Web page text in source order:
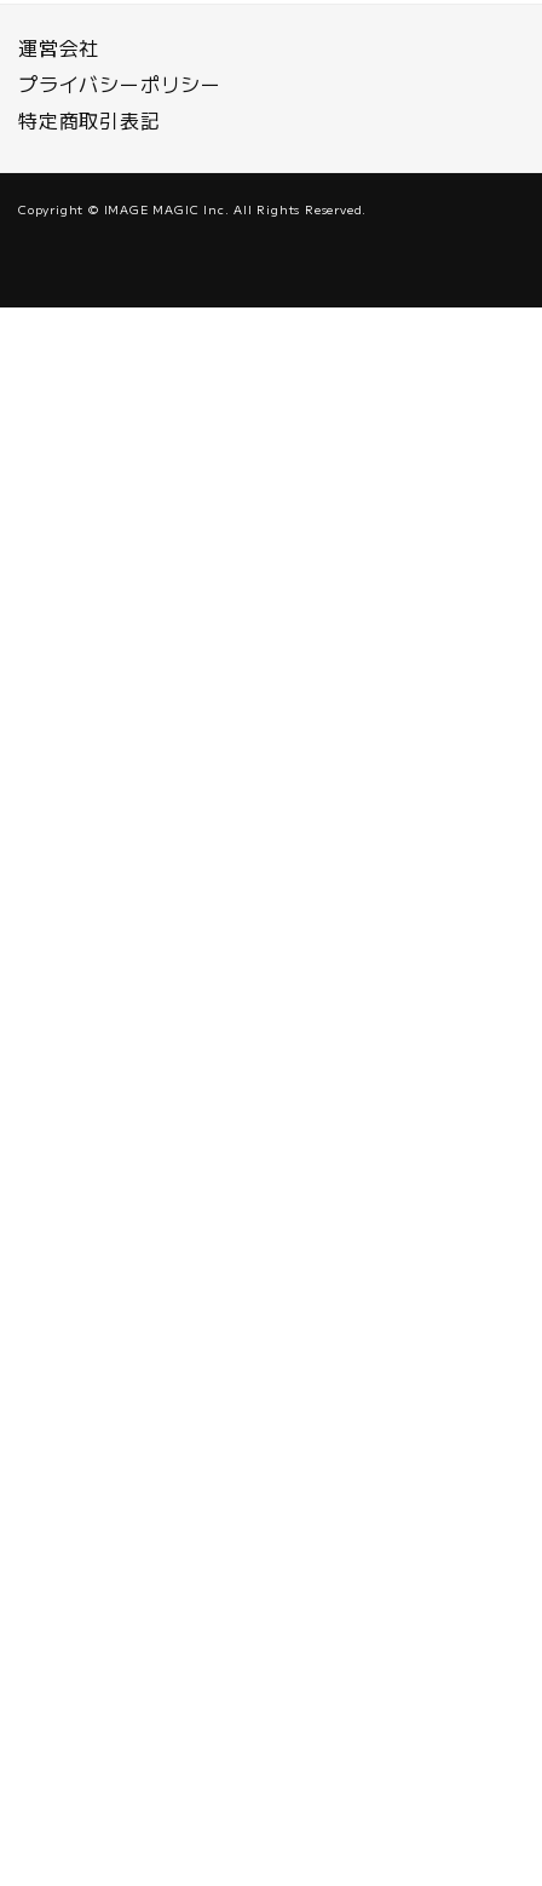
運営会社
プライバシーポリシー
特定商取引表記
Copyright © IMAGE MAGIC Inc. All Rights Reserved.